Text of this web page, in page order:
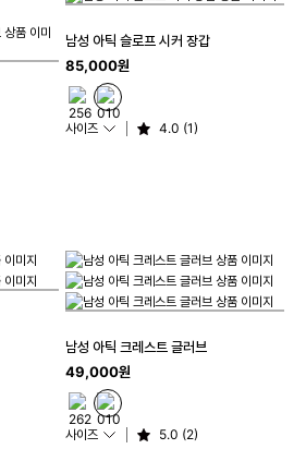
남성 아틱 슬로프 시커 장갑
85,000원
사이즈 4.0 (1)
남성 아틱 크레스트 글러브
49,000원
사이즈 5.0 (2)